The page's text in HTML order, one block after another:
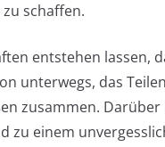
schaffen.
entstehen lassen,
unterwegs, das
zusammen. Darüber
zu einem